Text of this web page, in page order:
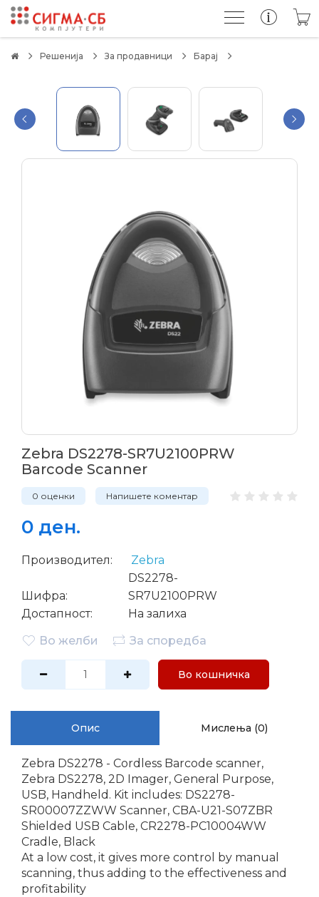
Решенија За продавници Барај
Zebra DS2278-SR7U2100PRW
Barcode Scanner
0 оценки Напишете коментар
0 ден.
Производител: Zebra
Шифра:
DS2278-
SR7U2100PRW
Достапност:
На залиха
Во желби
За споредба
Во кошничка
Опис Мислења (0)
Zebra DS2278 - Cordless Barcode scanner,
Zebra DS2278, 2D Imager, General Purpose,
USB, Handheld. Kit includes: DS2278-
SR00007ZZWW Scanner, CBA-U21-S07ZBR
Shielded USB Cable, CR2278-PC10004WW
Cradle, Black
At a low cost, it gives more control by manual
scanning, thus adding to the effectiveness and
profitability